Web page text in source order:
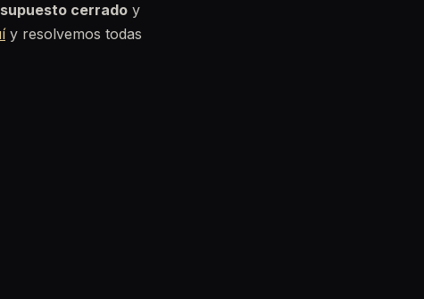
cerrado y
y resolvemos todas